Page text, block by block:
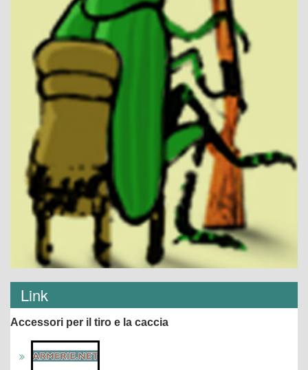
Link
Accessori per il tiro e la caccia